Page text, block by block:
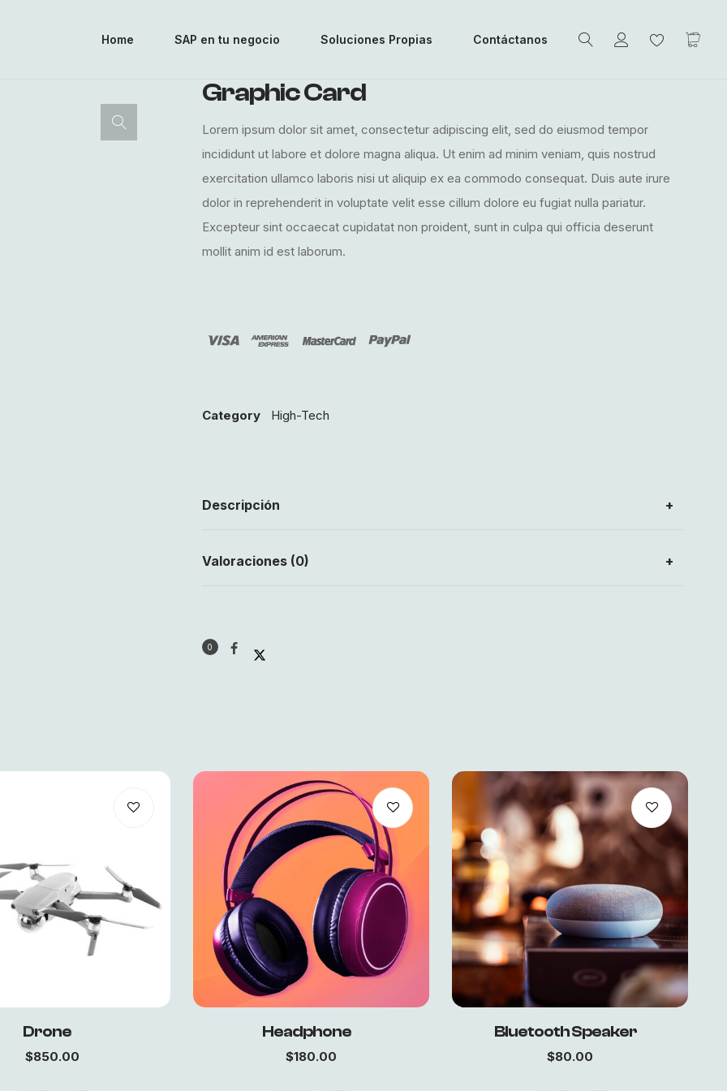
Home SAP en tu negocio Soluciones Propias Contáctanos
Graphic Card
Lorem ipsum dolor sit amet, consectetur adipiscing elit, sed do eiusmod tempor
incididunt ut labore et dolore magna aliqua. Ut enim ad minim veniam, quis nostrud
exercitation ullamco laboris nisi ut aliquip ex ea commodo consequat. Duis aute irure
dolor in reprehenderit in voluptate velit esse cillum dolore eu fugiat nulla pariatur.
Excepteur sint occaecat cupidatat non proident, sunt in culpa qui officia deserunt
mollit anim id est laborum.
Category High-Tech
Descripción
Valoraciones (0)
0
Drone
$850.00
Headphone
$180.00
Bluetooth Speaker
$80.00